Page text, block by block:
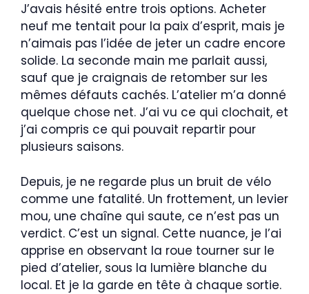
J’avais hésité entre trois options. Acheter
neuf me tentait pour la paix d’esprit, mais je
n’aimais pas l’idée de jeter un cadre encore
solide. La seconde main me parlait aussi,
sauf que je craignais de retomber sur les
mêmes défauts cachés. L’atelier m’a donné
quelque chose net. J’ai vu ce qui clochait, et
j’ai compris ce qui pouvait repartir pour
plusieurs saisons.
Depuis, je ne regarde plus un bruit de vélo
comme une fatalité. Un frottement, un levier
mou, une chaîne qui saute, ce n’est pas un
verdict. C’est un signal. Cette nuance, je l’ai
apprise en observant la roue tourner sur le
pied d’atelier, sous la lumière blanche du
local. Et je la garde en tête à chaque sortie.